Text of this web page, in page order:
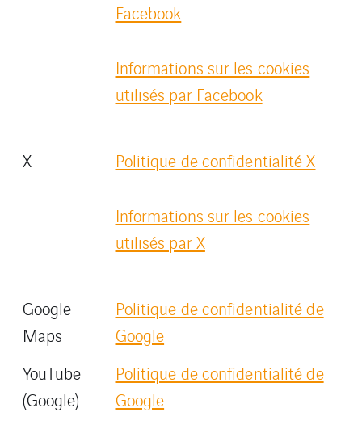
Facebook
Informations sur les cookies
utilisés par Facebook
X Politique de confidentialité X
Informations sur les cookies
utilisés par X
Google
Maps
Politique de confidentialité de
Google
YouTube
(Google)
Politique de confidentialité de
Google